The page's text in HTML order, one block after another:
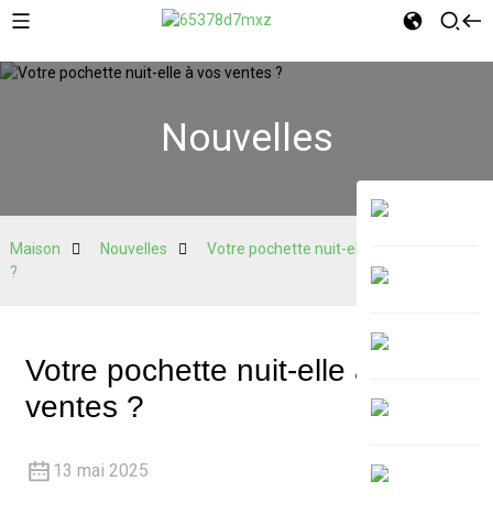
Nouvelles
Maison Nouvelles
Votre pochette nuit-elle à vos ventes
?
Votre pochette nuit-elle à vos
ventes ?
13 mai 2025